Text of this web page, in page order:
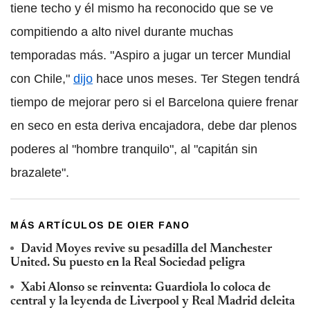
tiene techo y él mismo ha reconocido que se ve
compitiendo a alto nivel durante muchas
temporadas más. "Aspiro a jugar un tercer Mundial
con Chile," dijo hace unos meses. Ter Stegen tendrá
tiempo de mejorar pero si el Barcelona quiere frenar
en seco en esta deriva encajadora, debe dar plenos
poderes al "hombre tranquilo", al "capitán sin
brazalete".
MÁS ARTÍCULOS DE OIER FANO
David Moyes revive su pesadilla del Manchester
United. Su puesto en la Real Sociedad peligra
Xabi Alonso se reinventa: Guardiola lo coloca de
central y la leyenda de Liverpool y Real Madrid deleita